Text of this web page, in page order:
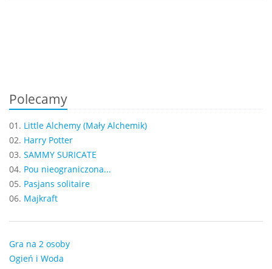
Polecamy
01. Little Alchemy (Mały Alchemik)
02. Harry Potter
03. SAMMY SURICATE
04. Pou nieograniczona...
05. Pasjans solitaire
06. Majkraft
Gra na 2 osoby
Ogień i Woda